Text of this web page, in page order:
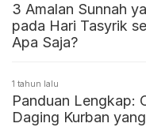
3 Amalan Sunnah
pada Hari Tasyrik
Apa Saja?
1 tahun lalu
Panduan Lengkap:
Daging Kurban